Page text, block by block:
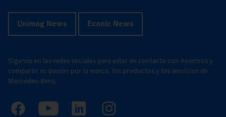
Unimog News Econic News
Síganos en las redes sociales para estar en contacto con nosotros y
compartir su pasión por la marca, los productos y los servicios de
Mercedes-Benz.